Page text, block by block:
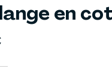
en